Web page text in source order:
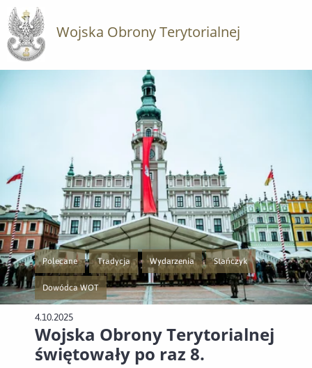
Wojska Obrony Terytorialnej
Polecane
Przejście do nowej strony z listą publikacji o kategorii Polecane
Tradycja
Przejście do nowej strony z listą publikacji o kategorii
Wydarzenia
Przejście do nowej strony z listą publikacji
Stańczyk
Przejście do nowej
Dowódca WOT
Przejście do nowej strony z listą publikacji o kategorii Dowódca WOT
4.10.2025
Wojska Obrony Terytorialnej
świętowały po raz 8.